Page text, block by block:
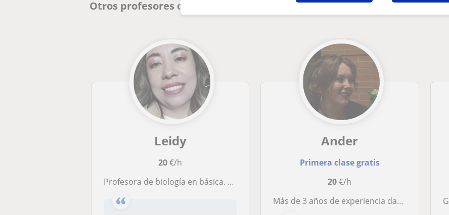
Otros profesores de Biología en Madrid que pueden interesarte
Leidy
20€/h
Profesora de biología en básica. Profesora de ciencias naturales en básica primaria y secundaria.
Ander
Primera clase gratis
20€/h
Más de 3 años de experiencia dando clases de varios tipos de asignaturas